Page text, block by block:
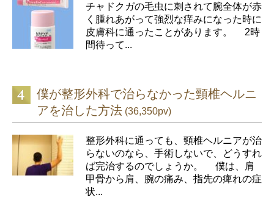
チャドクガの毛虫に刺されて腕全体が赤
く腫れあがって強烈な痒みになった時に
皮膚科に通ったことがあります。 2時
間待って...
僕が整形外科で治らなかった頸椎ヘルニ
アを治した方法 (36,350pv)
整形外科に通っても、頸椎ヘルニアが治
らないのなら、手術しないで、どうすれ
ば完治するのでしょうか。 僕は、肩
甲骨から肩、腕の痛み、指先の痺れの症
状...